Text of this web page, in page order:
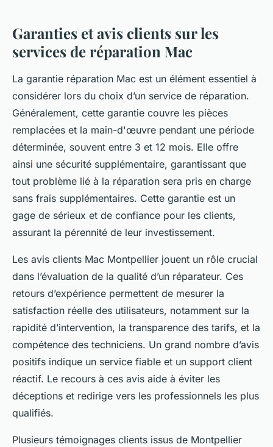
Garanties et avis clients sur les
services de réparation Mac
La garantie réparation Mac est un élément essentiel à
considérer lors du choix d’un service de réparation.
Généralement, cette garantie couvre les pièces
remplacées et la main-d'œuvre pendant une période
déterminée, souvent entre 3 et 12 mois. Elle offre
ainsi une sécurité supplémentaire, garantissant que
tout problème lié à la réparation sera pris en charge
sans frais supplémentaires. Cette garantie est un
gage de sérieux et de confiance pour les clients,
assurant la pérennité de leur investissement.
Les avis clients Mac Montpellier jouent un rôle crucial
dans l’évaluation de la qualité d’un réparateur. Ces
retours d’expérience permettent de mesurer la
satisfaction réelle des utilisateurs, notamment sur la
rapidité d’intervention, la transparence des tarifs, et la
compétence des techniciens. Un grand nombre d’avis
positifs indique un service fiable et un support client
réactif. Le recours à ces avis aide à éviter les
déceptions et redirige vers les professionnels les plus
qualifiés.
Plusieurs témoignages clients issus de Montpellier